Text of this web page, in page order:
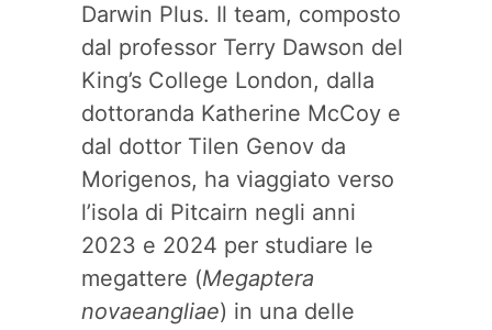
Darwin Plus. Il team, composto
dal professor Terry Dawson del
King’s College London, dalla
dottoranda Katherine McCoy e
dal dottor Tilen Genov da
Morigenos, ha viaggiato verso
l’isola di Pitcairn negli anni
2023 e 2024 per studiare le
megattere (Megaptera
novaeangliae) in una delle